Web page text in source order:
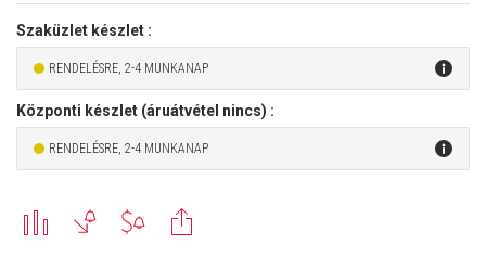
Szaküzlet készlet :
RENDELÉSRE, 2-4 MUNKANAP
Központi készlet (áruátvétel nincs) :
RENDELÉSRE, 2-4 MUNKANAP